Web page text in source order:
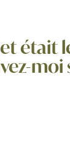
était
moi